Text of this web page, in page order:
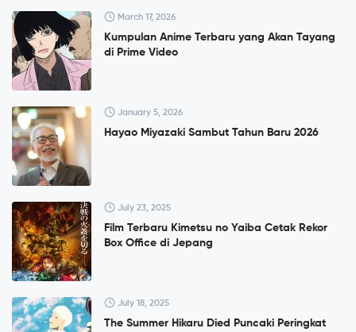
March 17, 2026
Kumpulan Anime Terbaru yang Akan Tayang
di Prime Video
January 5, 2026
Hayao Miyazaki Sambut Tahun Baru 2026
July 23, 2025
Film Terbaru Kimetsu no Yaiba Cetak Rekor
Box Office di Jepang
July 18, 2025
The Summer Hikaru Died Puncaki Peringkat